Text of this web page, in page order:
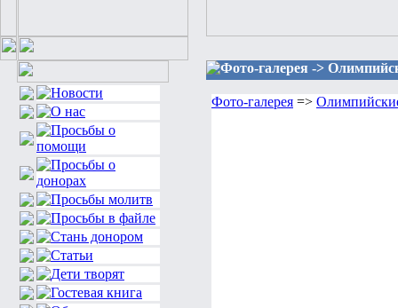
Фото-галерея ->
Фото-галерея =>